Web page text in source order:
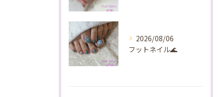
2026/08/06
フットネイル🌊